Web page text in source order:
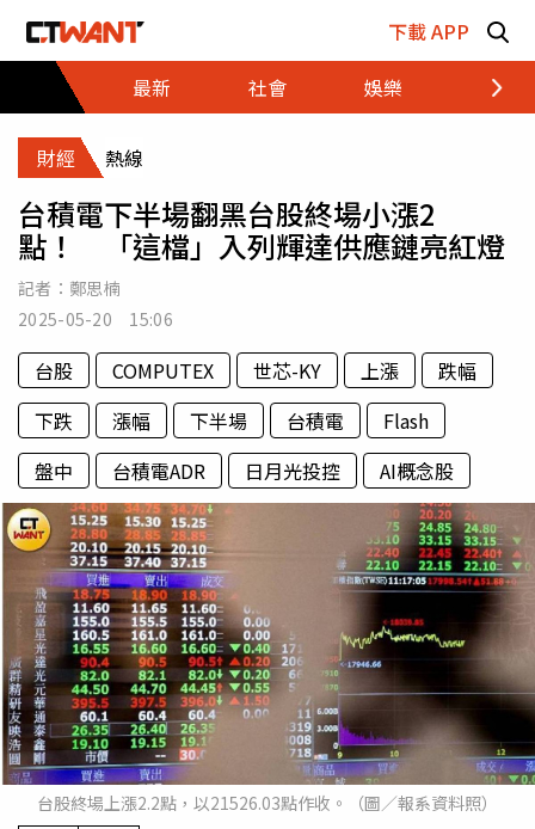
下載 APP
最新
社會 娛樂 財經
財經 熱線
台積電下半場翻黑台股終場小漲2
點！ 「這檔」入列輝達供應鏈亮紅燈
記者： 鄭思楠
2025-05-20 15:06
台股 COMPUTEX 世芯-KY 上漲
跌幅
下跌
漲幅 下半場 台積電
Flash
盤中
台積電ADR 日月光投控 AI概念股
台股終場上漲2.2點，以21526.03點作收。（圖／報系資料照）